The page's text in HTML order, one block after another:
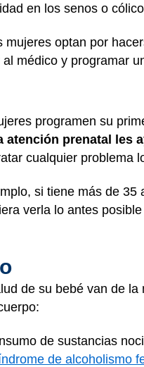
en los senos o
optan por
médico y programar
programen su
prenatal les
cualquier problema
si tiene más de
verla lo antes
de su bebé van de la
de sustancias
de alcoholismo